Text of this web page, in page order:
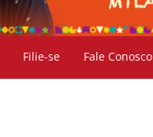
Filie-se Fale Conosco